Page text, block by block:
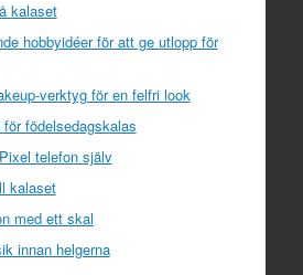
kalaset
hobbyidéer för att ge utlopp för
verktyg för en felfri look
födelsedagskalas
telefon själv
kalaset
med ett skal
innan helgerna